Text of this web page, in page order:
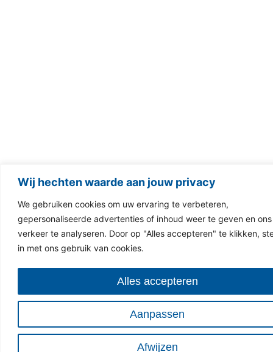
Wij hechten waarde aan jouw privacy
We gebruiken cookies om uw ervaring te verbeteren,
gepersonaliseerde advertenties of inhoud weer te geven en ons
verkeer te analyseren. Door op "Alles accepteren" te klikken,
in met ons gebruik van cookies.
Aanpassen
Afwijzen
Alles accepteren